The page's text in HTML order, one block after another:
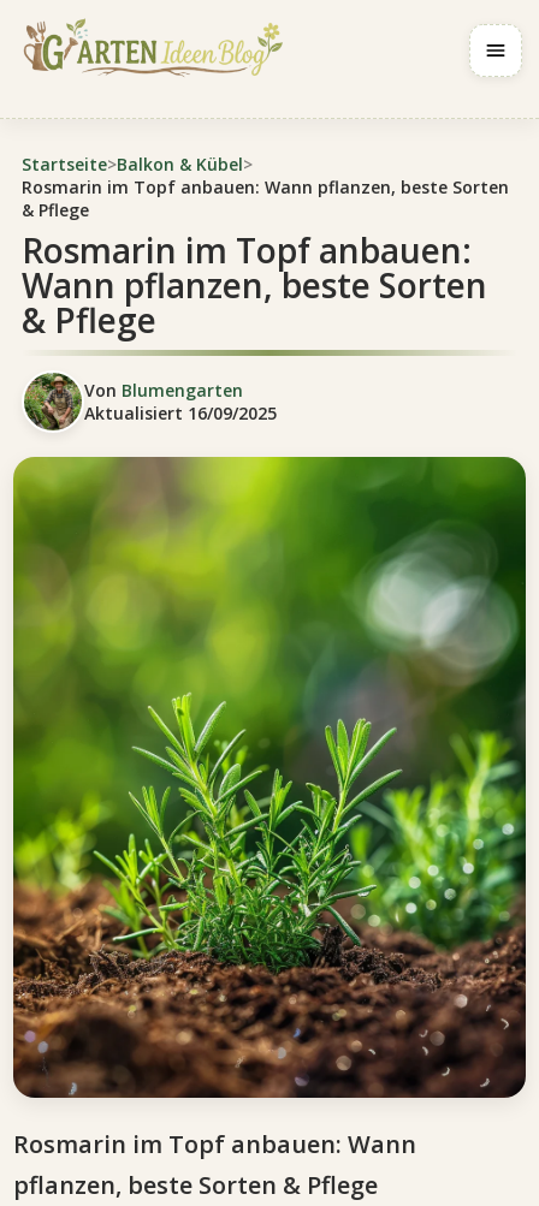
Startseite>Balkon & Kübel>
Rosmarin im Topf anbauen: Wann pflanzen, beste Sorten
& Pflege
Rosmarin im Topf anbauen:
Wann pflanzen, beste Sorten
& Pflege
Von Blumengarten
Aktualisiert 16/09/2025
Rosmarin im Topf anbauen: Wann
pflanzen, beste Sorten & Pflege